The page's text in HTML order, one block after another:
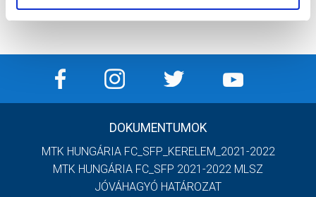
DOKUMENTUMOK
MTK HUNGÁRIA FC_SFP_KERELEM_2021-2022
MTK HUNGÁRIA FC_SFP 2021-2022 MLSZ
JÓVÁHAGYÓ HATÁROZAT